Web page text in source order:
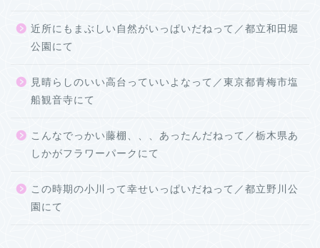
近所にもまぶしい自然がいっぱいだねって／都立和田堀
公園にて
見晴らしのいい高台っていいよなって／東京都青梅市塩
船観音寺にて
こんなでっかい藤棚、、、あったんだねって／栃木県あ
しかがフラワーパークにて
この時期の小川って幸せいっぱいだねって／都立野川公
園にて